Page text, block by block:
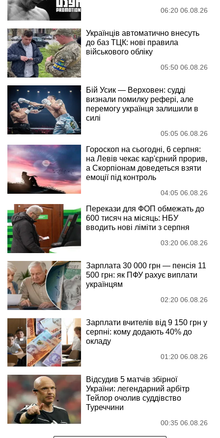
06:20 06.08.26
Українців автоматично внесуть
до баз ТЦК: нові правила
військового обліку
05:50 06.08.26
Бій Усик — Верховен: судді
визнали помилку рефері, але
перемогу українця залишили в
силі
05:05 06.08.26
Гороскоп на сьогодні, 6 серпня:
на Левів чекає кар'єрний прорив,
а Скорпіонам доведеться взяти
емоції під контроль
04:05 06.08.26
Перекази для ФОП обмежать до
600 тисяч на місяць: НБУ
вводить нові ліміти з серпня
03:20 06.08.26
Зарплата 30 000 грн — пенсія 11
500 грн: як ПФУ рахує виплати
українцям
02:20 06.08.26
Зарплати вчителів від 9 150 грн у
серпні: кому додають 40% до
окладу
01:20 06.08.26
Відсудив 5 матчів збірної
України: легендарний арбітр
Тейлор очолив суддівство
Туреччини
00:35 06.08.26